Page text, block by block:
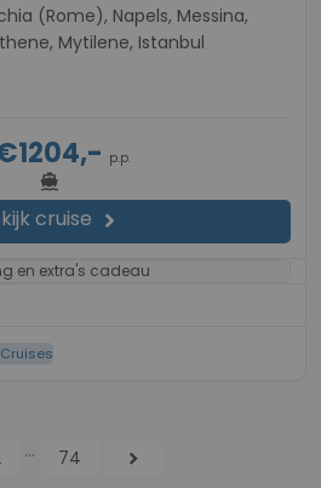
Mytilene, Istanbul
p.p.
directions_boat
cruise chevron_right
en extra's cadeau
... 74 chevron_right